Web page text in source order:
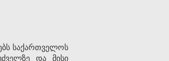
საქართველოს
და მისი